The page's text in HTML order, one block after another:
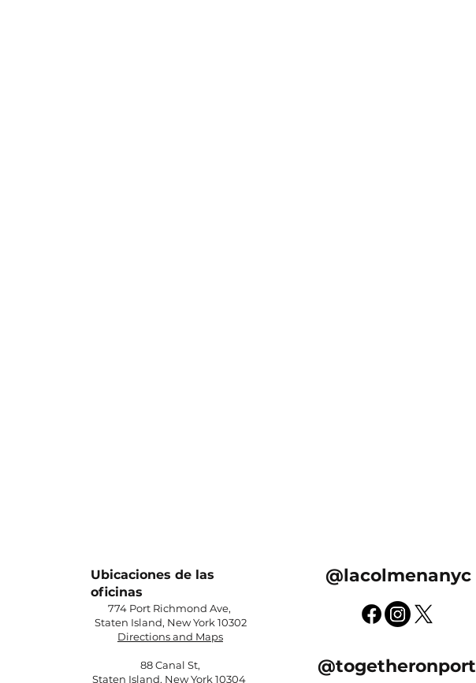
774 Port Richmond Ave,
Staten Island, New York 10302​
Directions and Maps
88 Canal St,
Staten Island, New York 10304
@lacolmenanyc
Ubicaciones de las
oficinas
@togetheronport